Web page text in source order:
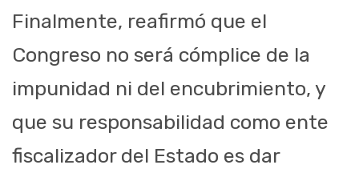
Finalmente, reafirmó que el
Congreso no será cómplice de la
impunidad ni del encubrimiento, y
que su responsabilidad como ente
fiscalizador del Estado es dar